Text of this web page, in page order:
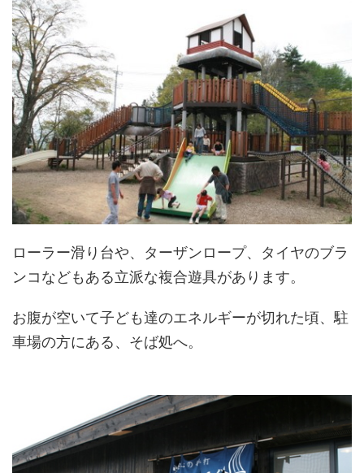
ローラー滑り台や、ターザンロープ、タイヤのブラ
ンコなどもある立派な複合遊具があります。
お腹が空いて子ども達のエネルギーが切れた頃、駐
車場の方にある、そば処へ。